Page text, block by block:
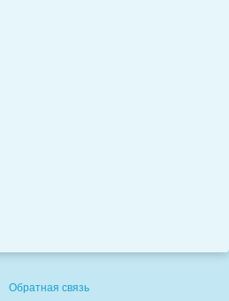
Обратная связь